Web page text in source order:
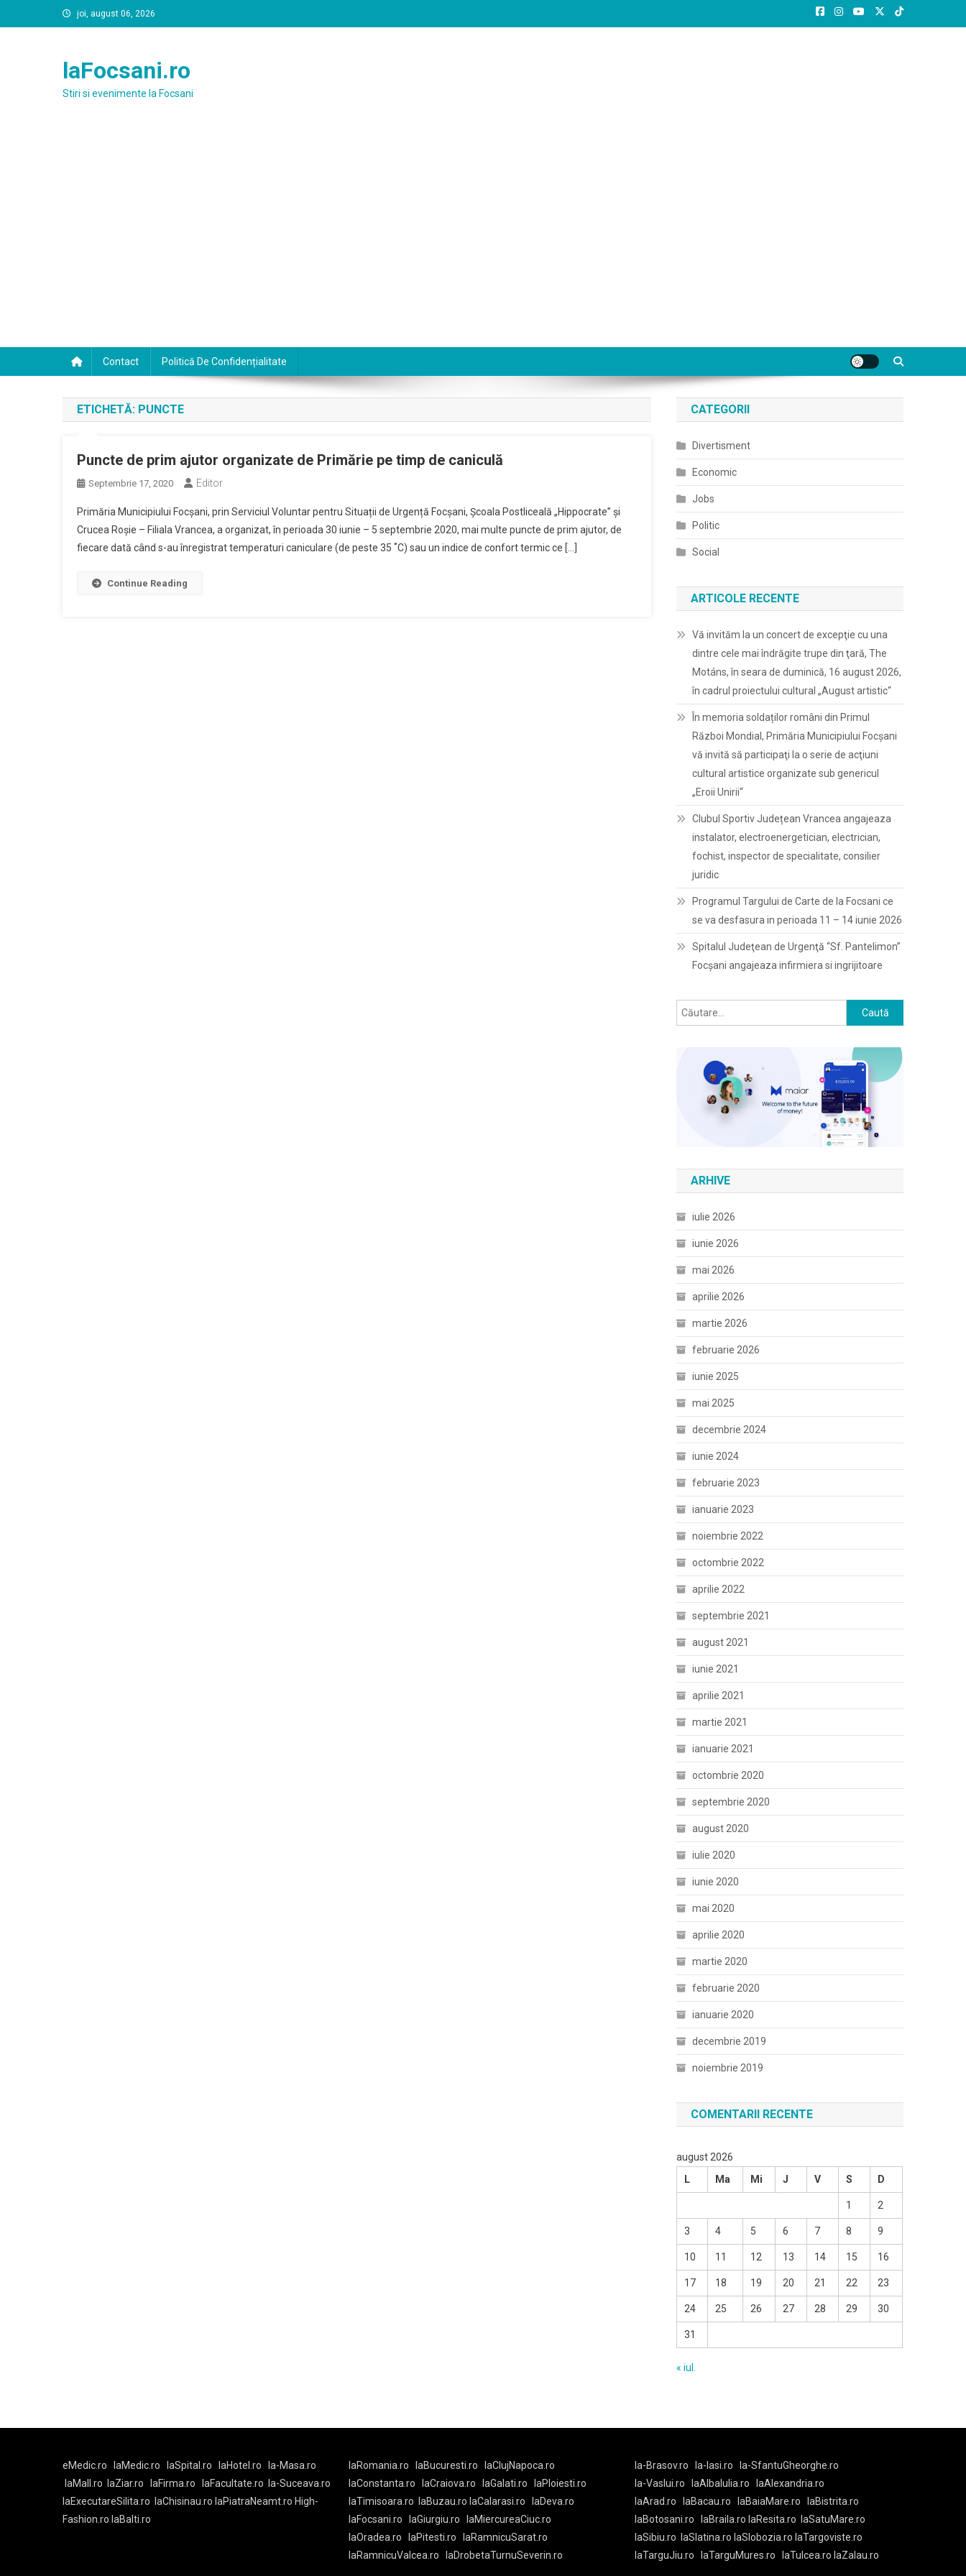
to
joi, august 06, 2026
laFocsani.ro
Stiri si evenimente la Focsani
Contact Politică De Confidențialitate
ETICHETĂ: PUNCTE
Puncte de prim ajutor organizate de Primărie pe timp de caniculă
Septembrie 17, 2020 Editor
Primăria Municipiului Focșani, prin Serviciul Voluntar pentru Situații de Urgență Focșani, Școala Postliceală „Hippocrate” și
Crucea Roșie – Filiala Vrancea, a organizat, în perioada 30 iunie – 5 septembrie 2020, mai multe puncte de prim ajutor, de
fiecare dată când s-au înregistrat temperaturi caniculare (de peste 35 ˚C) sau un indice de confort termic ce […]
Continue Reading
CATEGORII
Divertisment
Economic
Jobs
Politic
Social
ARTICOLE RECENTE
Vă invităm la un concert de excepţie cu una
dintre cele mai îndrăgite trupe din ţară, The
Motáns, în seara de duminică, 16 august 2026,
în cadrul proiectului cultural „August artistic“
În memoria soldaților români din Primul
Război Mondial, Primăria Municipiului Focșani
vă invită să participaţi la o serie de acţiuni
cultural artistice organizate sub genericul
„Eroii Unirii“
Clubul Sportiv Județean Vrancea angajeaza
instalator, electroenergetician, electrician,
fochist, inspector de specialitate, consilier
juridic
Programul Targului de Carte de la Focsani ce
se va desfasura in perioada 11 – 14 iunie 2026
Spitalul Judeţean de Urgenţă “Sf. Pantelimon”
Focşani angajeaza infirmiera si ingrijitoare
Caută
după:
ARHIVE
iulie 2026
iunie 2026
mai 2026
aprilie 2026
martie 2026
februarie 2026
iunie 2025
mai 2025
decembrie 2024
iunie 2024
februarie 2023
ianuarie 2023
noiembrie 2022
octombrie 2022
aprilie 2022
septembrie 2021
august 2021
iunie 2021
aprilie 2021
martie 2021
ianuarie 2021
octombrie 2020
septembrie 2020
august 2020
iulie 2020
iunie 2020
mai 2020
aprilie 2020
martie 2020
februarie 2020
ianuarie 2020
decembrie 2019
noiembrie 2019
COMENTARII RECENTE
august 2026
L
Ma Mi J V S D
1 2
3 4 5 6 7 8 9
10 11 12 13 14 15 16
17 18 19 20 21 22 23
24 25 26 27 28 29 30
31
« iul.
eMedic.ro laMedic.ro laSpital.ro laHotel.ro
la-Masa.ro
laMall.ro
laZiar.ro laFirma.ro laFacultate.ro
la-Suceava.ro
laExecutareSilita.ro
laChisinau.ro laPiatraNeamt.ro High-
Fashion.ro laBalti.ro
laRomania.ro laBucuresti.ro
laClujNapoca.ro
laConstanta.ro
laCraiova.ro laGalati.ro
laPloiesti.ro
laTimisoara.ro
laBuzau.ro laCalarasi.ro
laDeva.ro
laFocsani.ro
laGiurgiu.ro
laMiercureaCiuc.ro
laOradea.ro
laPitesti.ro
laRamnicuSarat.ro
laRamnicuValcea.ro
laDrobetaTurnuSeverin.ro
la-Brasov.ro la-Iasi.ro
la-SfantuGheorghe.ro
la-Vaslui.ro
laAlbaIulia.ro
laAlexandria.ro
laArad.ro
laBacau.ro laBaiaMare.ro
laBistrita.ro
laBotosani.ro
laBraila.ro laResita.ro
laSatuMare.ro
laSibiu.ro
laSlatina.ro laSlobozia.ro laTargoviste.ro
laTarguJiu.ro
laTarguMures.ro laTulcea.ro laZalau.ro